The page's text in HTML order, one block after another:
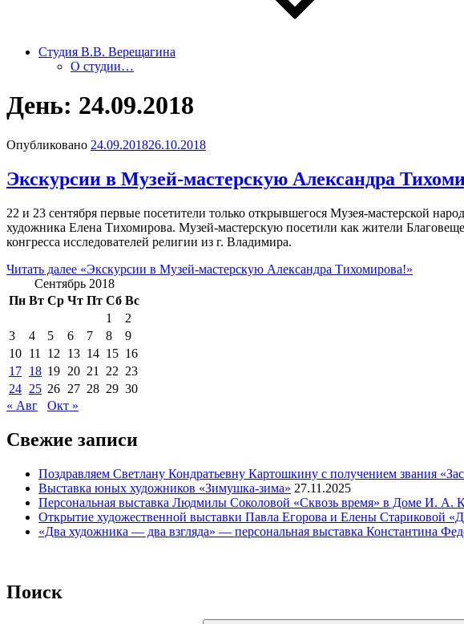
Студия В.В. Верещагина
О студии…
День: 24.09.2018
Опубликовано 24.09.201826.10.2018
Экскурсии в Музей-мастерскую Александра
22 и 23 сентября первые посетители только открывшегося Музея-мастерской
художника Елена Тихомирова. Музей-мастерскую посетили как жители
конгресса исследователей религии из г. Владимира.
Читать далее «Экскурсии в Музей-мастерскую Александра Тихомирова!»
Сентябрь 2018
Пн Вт Ср Чт Пт Сб Вс
1
2
3
4 5 6 7 8
9
10 11 12 13 14 15 16
17 18 19 20 21 22 23
24 25 26 27 28 29 30
« Авг
Окт »
Свежие записи
Поздравляем Светлану Кондратьевну Картошкину с получением звания
Выставка юных художников «Зимушка-зима» 27.11.2025
Персональная выставка Людмилы Соколовой «Сквозь время» в Доме И. А.
Открытие художественной выставки Павла Егорова и Елены Стариковой
«Два художника — два взгляда» — персональная выставка Константина
Поиск